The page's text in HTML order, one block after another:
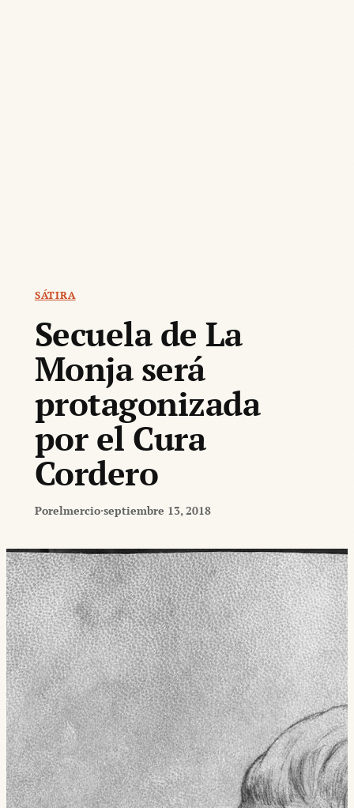
SÁTIRA
Secuela de La
Monja será
protagonizada
por el Cura
Cordero
Porelmercio·septiembre 13, 2018